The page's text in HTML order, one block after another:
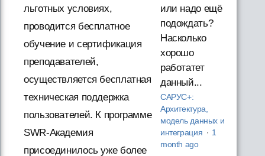
льготных условиях,
проводится бесплатное
обучение и сертификация
преподавателей,
осуществляется бесплатная
техническая поддержка
пользователей. К программе
SWR-Академия
присоединилось уже более
или надо ещё
подождать?
Насколько
хорошо
работатет
данный...
САРУС+:
Архитектура,
модель данных и
интеграция · 1
month ago